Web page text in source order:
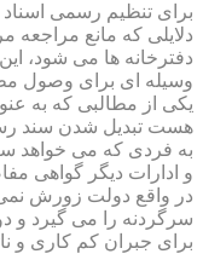
برای تنظیم رسمی
دلایلی که مانع
دفترخانه ها می شود،
وسیله ای برای وصول
یکی از مطالبی که به
هست تبدیل شدن سند
به فردی که می خواهد
و ادارات دیگر گواهی
در واقع دولت زورش
سرگردنه را می گیرد و
برای جبران کم کاری و